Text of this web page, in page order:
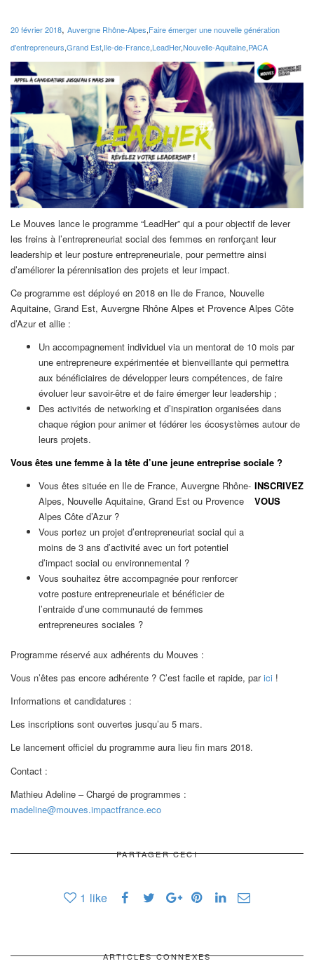
20 février 2018, Auvergne Rhône-Alpes,Faire émerger une nouvelle génération
d'entrepreneurs,Grand Est,Ile-de-France,LeadHer,Nouvelle-Aquitaine,PACA
Le Mouves lance le programme “LeadHer” qui a pour objectif de lever
les freins à l’entrepreneuriat social des femmes en renforçant leur
leadership et leur posture entrepreneuriale, pour permettre ainsi
d’améliorer la pérennisation des projets et leur impact.
Ce programme est déployé en 2018 en Ile de France, Nouvelle
Aquitaine, Grand Est, Auvergne Rhône Alpes et Provence Alpes Côte
d’Azur et allie :
Un accompagnement individuel via un mentorat de 10 mois par
une entrepreneure expérimentée et bienveillante qui permettra
aux bénéficiaires de développer leurs compétences, de faire
évoluer leur savoir-être et de faire émerger leur leadership ;
Des activités de networking et d’inspiration organisées dans
chaque région pour animer et fédérer les écosystèmes autour de
leurs projets.
Vous êtes une femme à la tête d’une jeune entreprise sociale ?
Vous êtes située en Ile de France, Auvergne Rhône-
Alpes, Nouvelle Aquitaine, Grand Est ou Provence
Alpes Côte d’Azur ?
Vous portez un projet d’entrepreneuriat social qui a
moins de 3 ans d’activité avec un fort potentiel
d’impact social ou environnemental ?
Vous souhaitez être accompagnée pour renforcer
votre posture entrepreneuriale et bénéficier de
l’entraide d’une communauté de femmes
entrepreneures sociales ?
INSCRIVEZ
VOUS
Programme réservé aux adhérents du Mouves :
Vous n’êtes pas encore adhérente ? C’est facile et rapide, parici !
Informations et candidatures :
Les inscriptions sont ouvertes jusqu’au 5 mars.
Le lancement officiel du programme aura lieu fin mars 2018.
Contact :
Mathieu Adeline – Chargé de programmes :
madeline@mouves.impactfrance.eco
PARTAGER CECI
1 like
ARTICLES CONNEXES